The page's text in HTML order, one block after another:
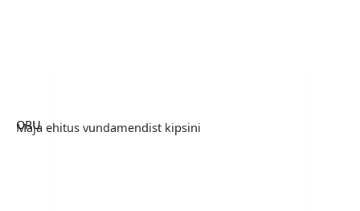
ORU
Maja ehitus vundamendist kipsini